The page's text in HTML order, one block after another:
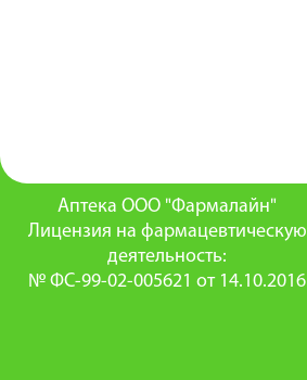
Аптека ООО "Фармалайн"
Лицензия на фармацевтическую
деятельность:
№ ФС-99-02-005621 от 14.10.2016